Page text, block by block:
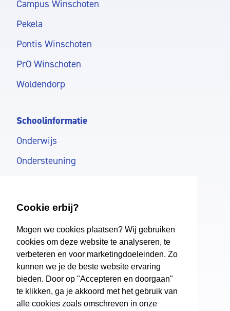
Cookie erbij?
Mogen we cookies plaatsen? Wij gebruiken
cookies om deze website te analyseren, te
verbeteren en voor marketingdoeleinden. Zo
kunnen we je de beste website ervaring
bieden. Door op "Accepteren en doorgaan"
te klikken, ga je akkoord met het gebruik van
alle cookies zoals omschreven in onze
Campus Winschoten
Pekela
Pontis Winschoten
PrO Winschoten
Woldendorp
Schoolinformatie
Onderwijs
Ondersteuning
Aanmelden
Dollard College
Over ons
Regelingen
Nieuws